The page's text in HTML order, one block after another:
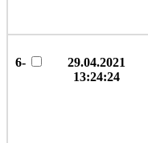
6-
29.04.2021
13:24:24